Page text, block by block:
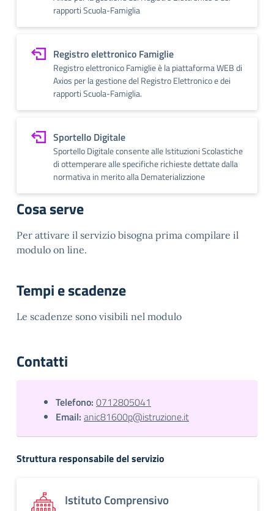
rapporti Scuola-Famiglia
Registro elettronico Famiglie
Registro elettronico Famiglie è la piattaforma WEB di
Axios per la gestione del Registro Elettronico e dei
rapporti Scuola-Famiglia.
Sportello Digitale
Sportello Digitale consente alle Istituzioni Scolastiche
di ottemperare alle specifiche richieste dettate dalla
normativa in merito alla Dematerializzione
Cosa serve
Per attivare il servizio bisogna prima compilare il
modulo on line.
Tempi e scadenze
Le scadenze sono visibili nel modulo
Contatti
Telefono: 0712805041
Email: anic81600p@istruzione.it
Struttura responsabile del servizio
Istituto Comprensivo